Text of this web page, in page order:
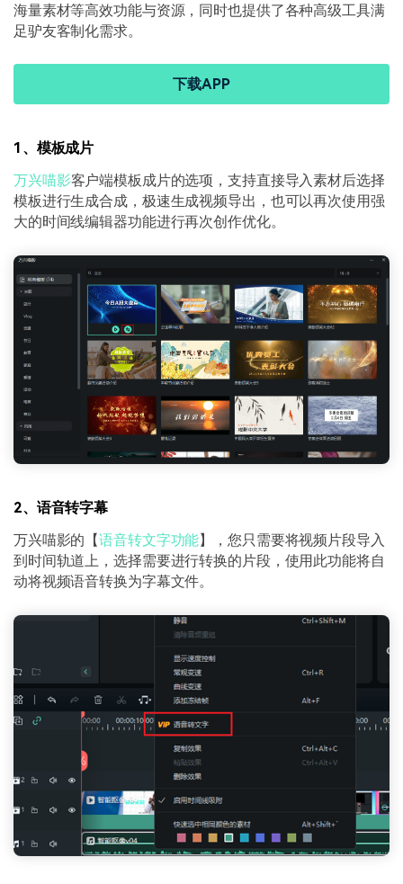
海量素材等高效功能与资源，同时也提供了各种高级工具满
足驴友客制化需求。
下载APP
1、模板成片
万兴喵影客户端模板成片的选项，支持直接导入素材后选择
模板进行生成合成，极速生成视频导出，也可以再次使用强
大的时间线编辑器功能进行再次创作优化。
2、语音转字幕
万兴喵影的【语音转文字功能】，您只需要将视频片段导入
到时间轨道上，选择需要进行转换的片段，使用此功能将自
动将视频语音转换为字幕文件。